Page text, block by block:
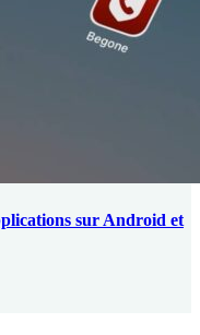
sur Android et